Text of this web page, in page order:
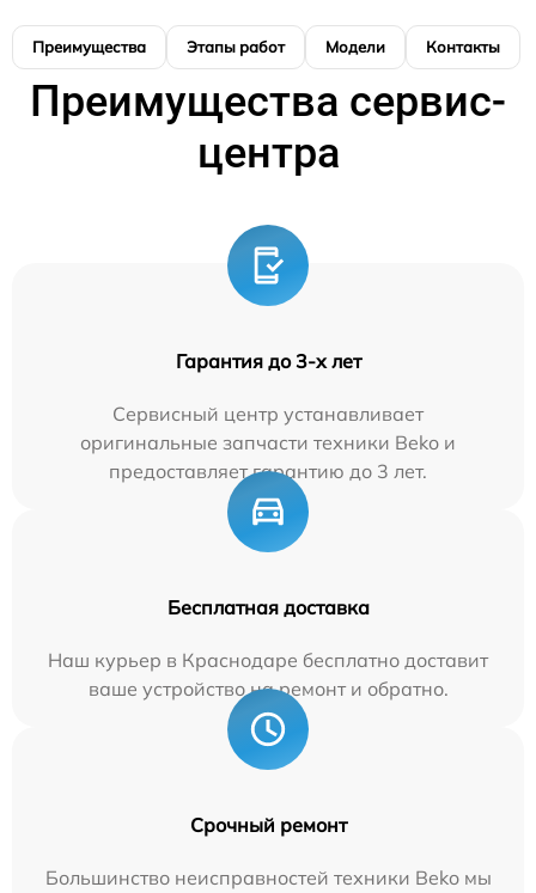
Преимущества Этапы работ Модели Контакты
Преимущества сервис-
центра
Гарантия до 3-х лет
Сервисный центр устанавливает
оригинальные запчасти техники Beko и
предоставляет гарантию до 3 лет.
Бесплатная доставка
Наш курьер в Краснодаре бесплатно доставит
ваше устройство на ремонт и обратно.
Срочный ремонт
Большинство неисправностей техники Beko мы